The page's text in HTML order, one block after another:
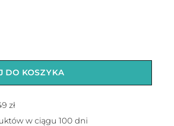
DO KOSZYKA
zł
w ciągu 100 dni